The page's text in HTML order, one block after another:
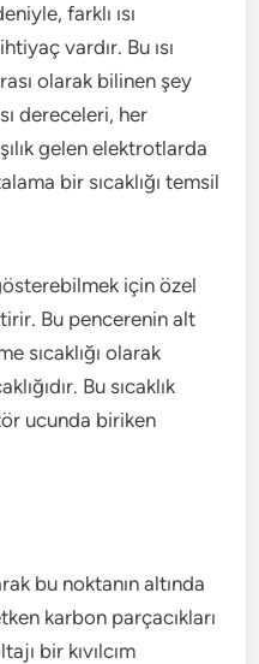
farklı ısı
vardır. Bu ısı
olarak bilinen şey
dereceleri, her
gelen elektrotlarda
bir sıcaklığı temsil
için özel
Bu pencerenin alt
sıcaklığı olarak
Bu sıcaklık
ucunda biriken
bu noktanın altında
karbon parçacıkları
bir kıvılcım